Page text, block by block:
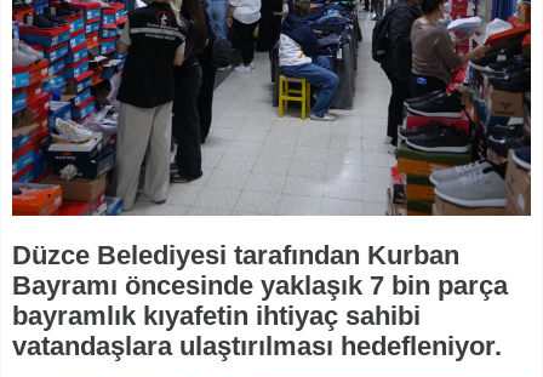
Düzce Belediyesi tarafından Kurban
Bayramı öncesinde yaklaşık 7 bin parça
bayramlık kıyafetin ihtiyaç sahibi
vatandaşlara ulaştırılması hedefleniyor.